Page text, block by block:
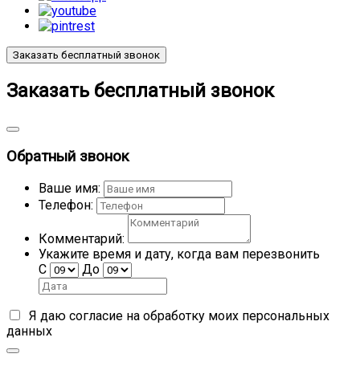
Заказать бесплатный звонок
Заказать бесплатный звонок
Обратный звонок
Ваше имя:
Телефон:
Комментарий:
Укажите время и дату, когда вам перезвонить
С
До
Я даю согласие на обработку моих персональных
данных